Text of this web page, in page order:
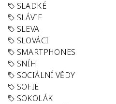
SLADKÉ
SLÁVIE
SLEVA
SLOVÁCI
SMARTPHONES
SNÍH
SOCIÁLNÍ VĚDY
SOFIE
SOKOLÁK